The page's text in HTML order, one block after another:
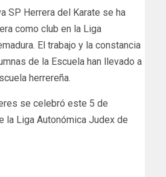
SP Herrera del Karate se ha
como club en la Liga
El trabajo y la constancia
de la Escuela han llevado a
herrereña.
se celebró este 5 de
la Liga Autonómica Judex de